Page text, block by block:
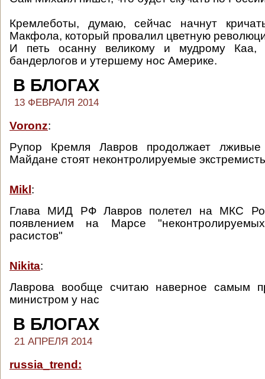
Кремлеботы, думаю, сейчас начнут
Макфола, который провалил цветную
И петь осанну великому и мудрому Каа,
бандерлогов и утершему нос Америке.
В БЛОГАХ
13 ФЕВРАЛЯ 2014
Voronz:
Рупор Кремля Лавров продолжает
Майдане стоят неконтролируемые
Mikl :
Глава МИД РФ Лавров полетел на МКС
появлением на Марсе
расистов"
Nikita:
Лаврова вообще считаю наверное самым
министром у нас
В БЛОГАХ
21 АПРЕЛЯ 2014
russia_trend: